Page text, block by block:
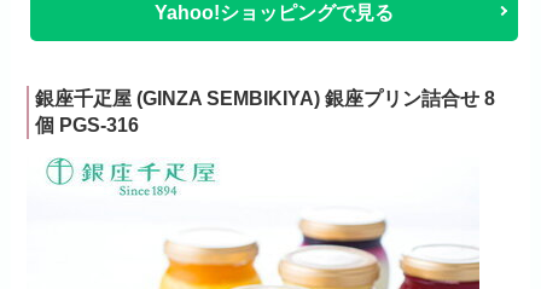
Yahoo!ショッピングで見る
銀座千疋屋 (GINZA SEMBIKIYA) 銀座プリン詰合せ 8
個 PGS-316